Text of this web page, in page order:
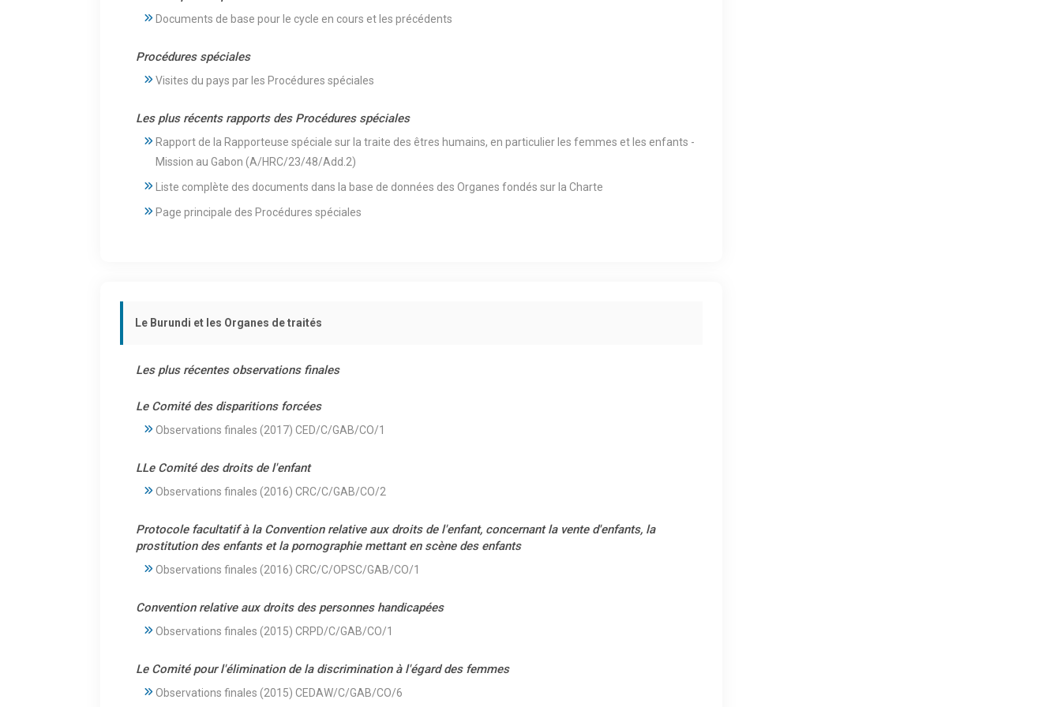
Documents de base pour le cycle en cours et les précédents
Procédures spéciales
Visites du pays par les Procédures spéciales
Les plus récents rapports des Procédures spéciales
Rapport de la Rapporteuse spéciale sur la traite des êtres humains, en particulier les femmes et les enfants -
Mission au Gabon (A/HRC/23/48/Add.2)
Liste complète des documents dans la base de données des Organes fondés sur la Charte
Page principale des Procédures spéciales
Le Burundi et les Organes de traités
Les plus récentes observations finales
Le Comité des disparitions forcées
Observations finales (2017) CED/C/GAB/CO/1
LLe Comité des droits de l'enfant
Observations finales (2016) CRC/C/GAB/CO/2
Protocole facultatif à la Convention relative aux droits de l'enfant, concernant la vente d'enfants, la
prostitution des enfants et la pornographie mettant en scène des enfants
Observations finales (2016) CRC/C/OPSC/GAB/CO/1
Convention relative aux droits des personnes handicapées
Observations finales (2015) CRPD/C/GAB/CO/1
Le Comité pour l'élimination de la discrimination à l'égard des femmes
Observations finales (2015) CEDAW/C/GAB/CO/6